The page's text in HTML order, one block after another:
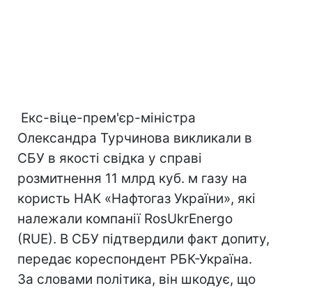
Екс-віце-прем'єр-міністра
Олександра Турчинова викликали в
СБУ в якості свідка у справі
розмитнення 11 млрд куб. м газу на
користь НАК «Нафтогаз України», які
належали компанії RosUkrEnergo
(RUE). В СБУ підтвердили факт допиту,
передає кореспондент РБК-Україна.
За словами політика, він шкодує, що